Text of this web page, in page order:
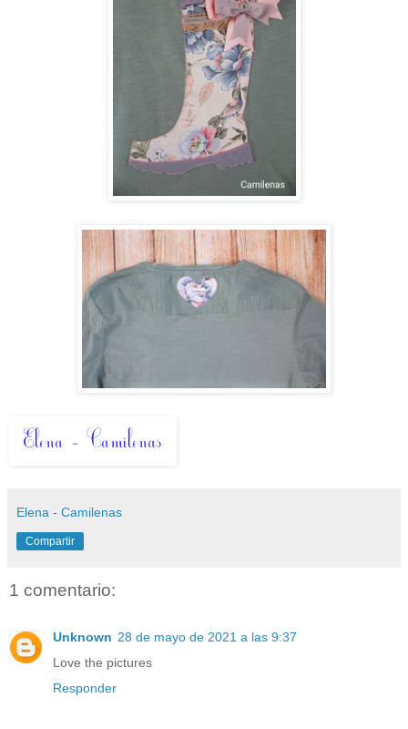
Elena - Camilenas
Compartir
1 comentario:
Unknown 28 de mayo de 2021 a las 9:37
Love the pictures
Responder